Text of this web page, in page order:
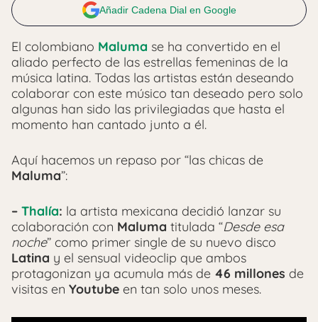
Añadir Cadena Dial en Google
El colombiano Maluma se ha convertido en el
aliado perfecto de las estrellas femeninas de la
música latina. Todas las artistas están deseando
colaborar con este músico tan deseado pero solo
algunas han sido las privilegiadas que hasta el
momento han cantado junto a él.
Aquí hacemos un repaso por “las chicas de
Maluma”:
– Thalía: la artista mexicana decidió lanzar su
colaboración con Maluma titulada “Desde esa
noche” como primer single de su nuevo disco
Latina y el sensual videoclip que ambos
protagonizan ya acumula más de 46 millones de
visitas en Youtube en tan solo unos meses.